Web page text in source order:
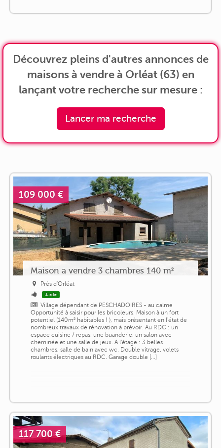
Découvrez pleins d'autres annonces de
maisons à vendre à Orléat (63) en
lançant votre recherche sur mesure :
Lancer ma recherche
109 000 €
Maison a vendre 3 chambres 140 m²
Près d'Orléat
Jardin
Village dépendant de PESCHADOIRES - au calme
Opportunité à saisir pour les bricoleurs. Maison à un fort
potentiel (140m² habitables ! ), mais présentant en l'état de
nombreux travaux de rénovation à prévoir. Au RDC : un
espace cuisine / repas, une buanderie, un salon avec
cheminée et une salle de jeux. A l'étage : 3 belles
chambres, salle de bain avec wc. Double vitrage, volets
roulants électriques au RDC. Garage double [...]
117 700 €